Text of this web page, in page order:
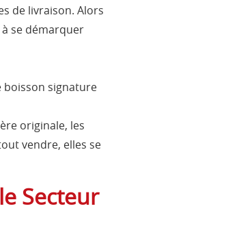
de livraison. Alors
se démarquer
boisson signature
originale, les
vendre, elles se
Secteur